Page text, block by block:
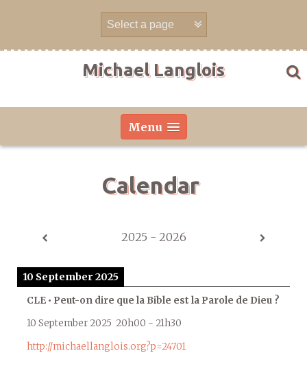
Michael Langlois
Menu
Calendar
2025 - 2026
10 September 2025
CLE • Peut-on dire que la Bible est la Parole de Dieu ?
10 September 2025 20h00 - 21h30
http://michaellanglois.org?p=24701